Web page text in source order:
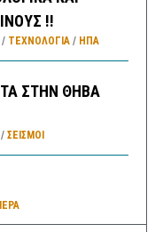
!!
/ ΤΕΧΝΟΛΟΓΙΑ/ ΗΠΑ
ΣΤΗΝ ΘΗΒΑ
ΣΕΙΣΜΟΙ